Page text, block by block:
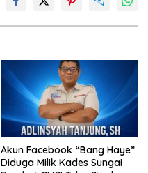
Akun Facebook “Bang Haye”
Diduga Milik Kades Sungai